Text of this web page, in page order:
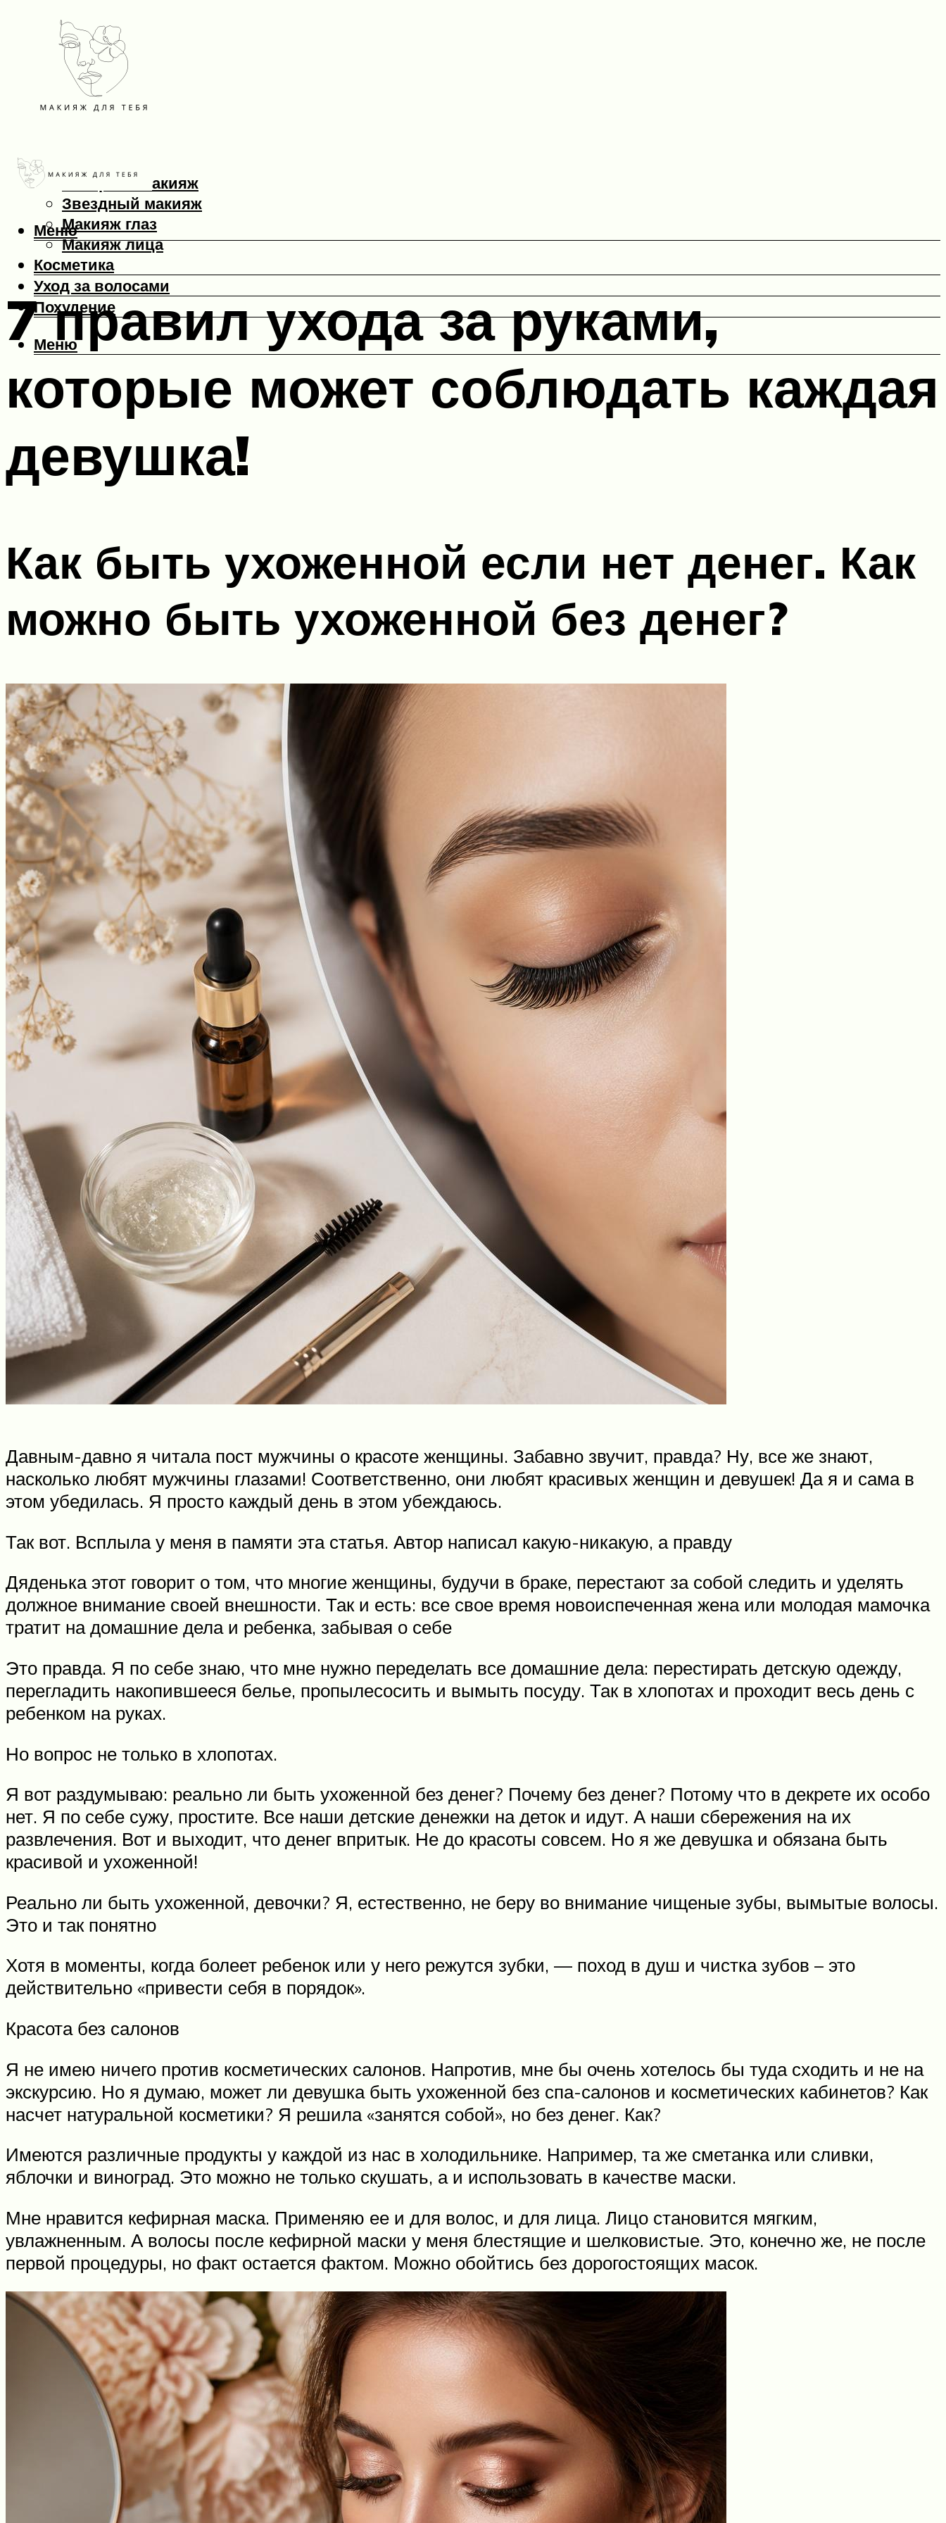
Макияж
Вечерний макияж
Звездный макияж
Макияж глаз
Макияж лица
Косметика
Уход за волосами
Похудение
Меню
Меню
7 правил ухода за руками,
которые может соблюдать каждая
девушка!
Как быть ухоженной если нет денег. Как
можно быть ухоженной без денег?
Давным-давно я читала пост мужчины о красоте женщины. Забавно звучит, правда? Ну, все же знают,
насколько любят мужчины глазами! Соответственно, они любят красивых женщин и девушек! Да я и сама в
этом убедилась. Я просто каждый день в этом убеждаюсь.
Так вот. Всплыла у меня в памяти эта статья. Автор написал какую-никакую, а правду
Дяденька этот говорит о том, что многие женщины, будучи в браке, перестают за собой следить и уделять
должное внимание своей внешности. Так и есть: все свое время новоиспеченная жена или молодая мамочка
тратит на домашние дела и ребенка, забывая о себе
Это правда. Я по себе знаю, что мне нужно переделать все домашние дела: перестирать детскую одежду,
перегладить накопившееся белье, пропылесосить и вымыть посуду. Так в хлопотах и проходит весь день с
ребенком на руках.
Но вопрос не только в хлопотах.
Я вот раздумываю: реально ли быть ухоженной без денег? Почему без денег? Потому что в декрете их особо
нет. Я по себе сужу, простите. Все наши детские денежки на деток и идут. А наши сбережения на их
развлечения. Вот и выходит, что денег впритык. Не до красоты совсем. Но я же девушка и обязана быть
красивой и ухоженной!
Реально ли быть ухоженной, девочки? Я, естественно, не беру во внимание чищеные зубы, вымытые волосы.
Это и так понятно
Хотя в моменты, когда болеет ребенок или у него режутся зубки, — поход в душ и чистка зубов – это
действительно «привести себя в порядок».
Красота без салонов
Я не имею ничего против косметических салонов. Напротив, мне бы очень хотелось бы туда сходить и не на
экскурсию. Но я думаю, может ли девушка быть ухоженной без спа-салонов и косметических кабинетов? Как
насчет натуральной косметики? Я решила «занятся собой», но без денег. Как?
Имеются различные продукты у каждой из нас в холодильнике. Например, та же сметанка или сливки,
яблочки и виноград. Это можно не только скушать, а и использовать в качестве маски.
Мне нравится кефирная маска. Применяю ее и для волос, и для лица. Лицо становится мягким,
увлажненным. А волосы после кефирной маски у меня блестящие и шелковистые. Это, конечно же, не после
первой процедуры, но факт остается фактом. Можно обойтись без дорогостоящих масок.